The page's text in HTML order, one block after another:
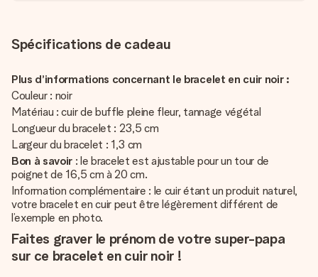
Spécifications de cadeau
Plus d’informations concernant le bracelet en cuir noir :
Couleur : noir
Matériau : cuir de buffle pleine fleur, tannage végétal
Longueur du bracelet : 23,5 cm
Largeur du bracelet : 1,3 cm
Bon à savoir : le bracelet est ajustable pour un tour de
poignet de 16,5 cm à 20 cm.
Information complémentaire : le cuir étant un produit naturel,
votre bracelet en cuir peut être légèrement différent de
l’exemple en photo.
Faites graver le prénom de votre super-papa
sur ce bracelet en cuir noir !